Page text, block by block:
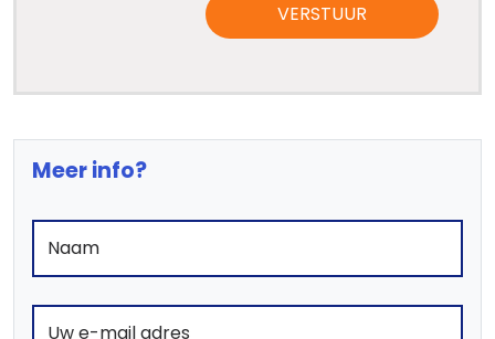
VERSTUUR
Meer info?